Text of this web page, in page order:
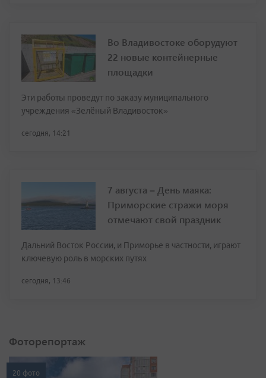
Во Владивостоке оборудуют
22 новые контейнерные
площадки
Эти работы проведут по заказу муниципального
учреждения «Зелёный Владивосток»
сегодня, 14:21
7 августа – День маяка:
Приморские стражи моря
отмечают свой праздник
Дальний Восток России, и Приморье в частности, играют
ключевую роль в морских путях
сегодня, 13:46
Фоторепортаж
20 фото